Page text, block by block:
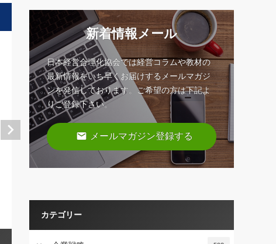
新着情報メール
日本経営合理化協会では経営コラムや教材の
最新情報をいち早くお届けするメールマガジ
ンを発信しております。ご希望の方は下記よ
りご登録下さい。
email メールマガジン登録する
カテゴリー